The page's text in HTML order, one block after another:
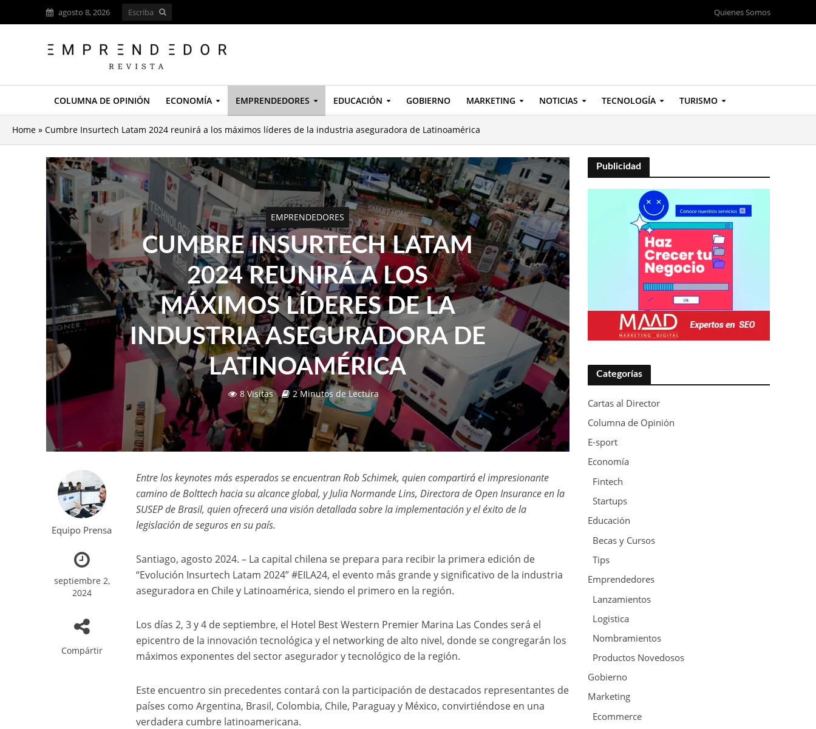
agosto 8, 2026 Quienes Somos
COLUMNA DE OPINIÓN ECONOMÍA EMPRENDEDORES EDUCACIÓN GOBIERNO MARKETING NOTICIAS TECNOLOGÍA TURISMO
Home » Cumbre Insurtech Latam 2024 reunirá a los máximos líderes de la industria aseguradora de Latinoamérica
EMPRENDEDORES
CUMBRE INSURTECH LATAM
2024 REUNIRÁ A LOS
MÁXIMOS LÍDERES DE LA
INDUSTRIA ASEGURADORA DE
LATINOAMÉRICA
8 Visitas 2 Minutos de Lectura
Equipo Prensa
septiembre 2,
2024
Compártir
Entre los keynotes más esperados se encuentran Rob Schimek, quien compartirá el impresionante
camino de Bolttech hacia su alcance global, y Julia Normande Lins, Directora de Open Insurance en la
SUSEP de Brasil, quien ofrecerá una visión detallada sobre la implementación y el éxito de la
legislación de seguros en su país.
Santiago, agosto 2024. – La capital chilena se prepara para recibir la primera edición de
“Evolución Insurtech Latam 2024” #EILA24, el evento más grande y significativo de la industria
aseguradora en Chile y Latinoamérica, siendo el primero en la región.
Los días 2, 3 y 4 de septiembre, el Hotel Best Western Premier Marina Las Condes será el
epicentro de la innovación tecnológica y el networking de alto nivel, donde se congregarán los
máximos exponentes del sector asegurador y tecnológico de la región.
Este encuentro sin precedentes contará con la participación de destacados representantes de
países como Argentina, Brasil, Colombia, Chile, Paraguay y México, convirtiéndose en una
verdadera cumbre latinoamericana.
Publicidad
Categorías
Cartas al Director
Columna de Opinión
E-sport
Economía
Fintech
Startups
Educación
Becas y Cursos
Tips
Emprendedores
Lanzamientos
Logistica
Nombramientos
Productos Novedosos
Gobierno
Marketing
Ecommerce